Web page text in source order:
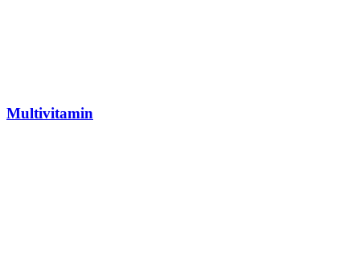
Multivitamin